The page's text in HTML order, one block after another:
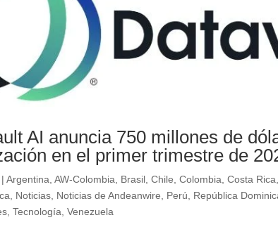
AI anuncia 750 millones de
en el primer trimestre de
|Argentina ,AW-Colombia Brasil ,Chile ,Colombia ,Costa Rica
Noticias Noticias de Andeanwire Perú República
,Tecnología ,Venezuela